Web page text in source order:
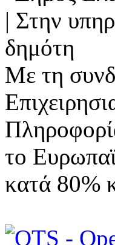
Με τη
το
κατά 80%